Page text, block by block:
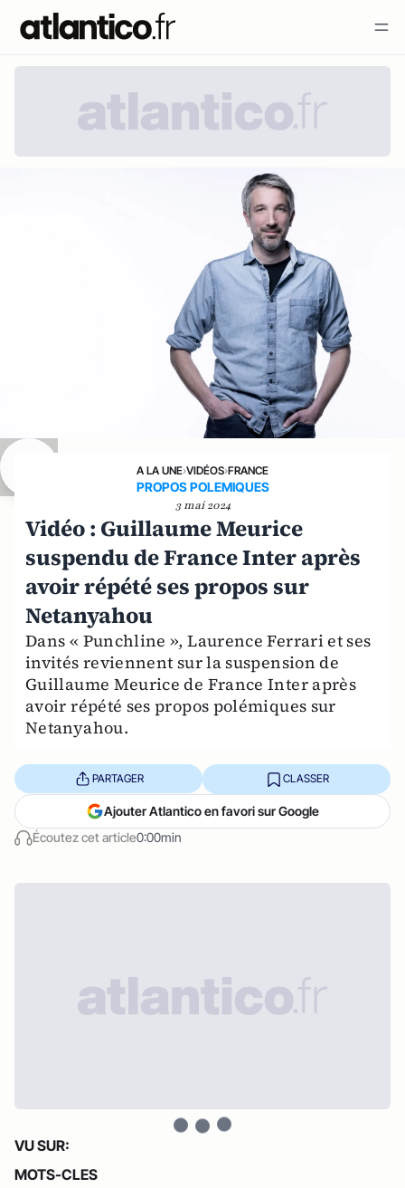
A LA UNE›VIDÉOS›FRANCE
PROPOS POLEMIQUES
3 mai 2024
Vidéo : Guillaume Meurice
suspendu de France Inter après
avoir répété ses propos sur
Netanyahou
Dans « Punchline », Laurence Ferrari et ses
invités reviennent sur la suspension de
Guillaume Meurice de France Inter après
avoir répété ses propos polémiques sur
Netanyahou.
Écoutez cet article0:00min
PARTAGER CLASSER
Ajouter Atlantico en favori sur Google
VU SUR:
MOTS-CLES